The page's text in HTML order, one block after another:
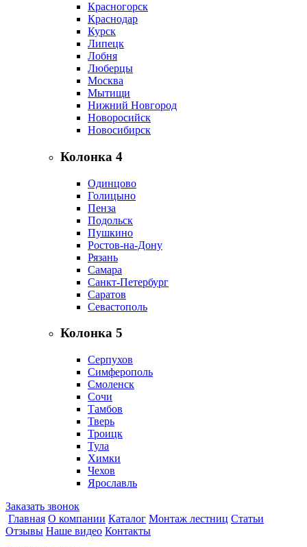
Красногорск
Краснодар
Курск
Липецк
Лобня
Люберцы
Москва
Мытищи
Нижний Новгород
Новоросийск
Новосибирск
Колонка 4
Одинцово
Голицыно
Пенза
Подольск
Пушкино
Ростов-на-Дону
Рязань
Самара
Санкт-Петербург
Саратов
Севастополь
Колонка 5
Серпухов
Симферополь
Смоленск
Сочи
Тамбов
Тверь
Троицк
Тула
Химки
Чехов
Ярославль
Заказать звонок
Главная О компании Каталог Монтаж лестниц Статьи
Отзывы Наше видео Контакты